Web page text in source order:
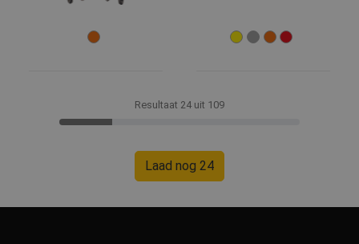
Resultaat 24 uit 109
Laad nog 24